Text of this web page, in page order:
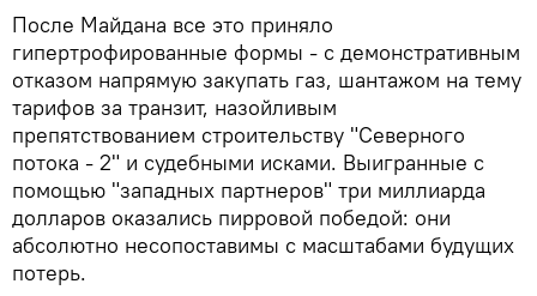
После Майдана все это приняло
гипертрофированные формы - с демонстративным
отказом напрямую закупать газ, шантажом на тему
тарифов за транзит, назойливым
препятствованием строительству "Северного
потока - 2" и судебными исками. Выигранные с
помощью "западных партнеров" три миллиарда
долларов оказались пирровой победой: они
абсолютно несопоставимы с масштабами будущих
потерь.